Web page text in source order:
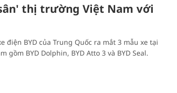
thị trường Việt Nam với
điện BYD của Trung Quốc ra mắt 3 mẫu xe tại
gồm BYD Dolphin, BYD Atto 3 và BYD Seal.